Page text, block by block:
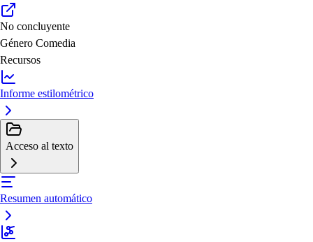
No concluyente
Género Comedia
Recursos
Informe estilométrico
Acceso al texto
Resumen automático